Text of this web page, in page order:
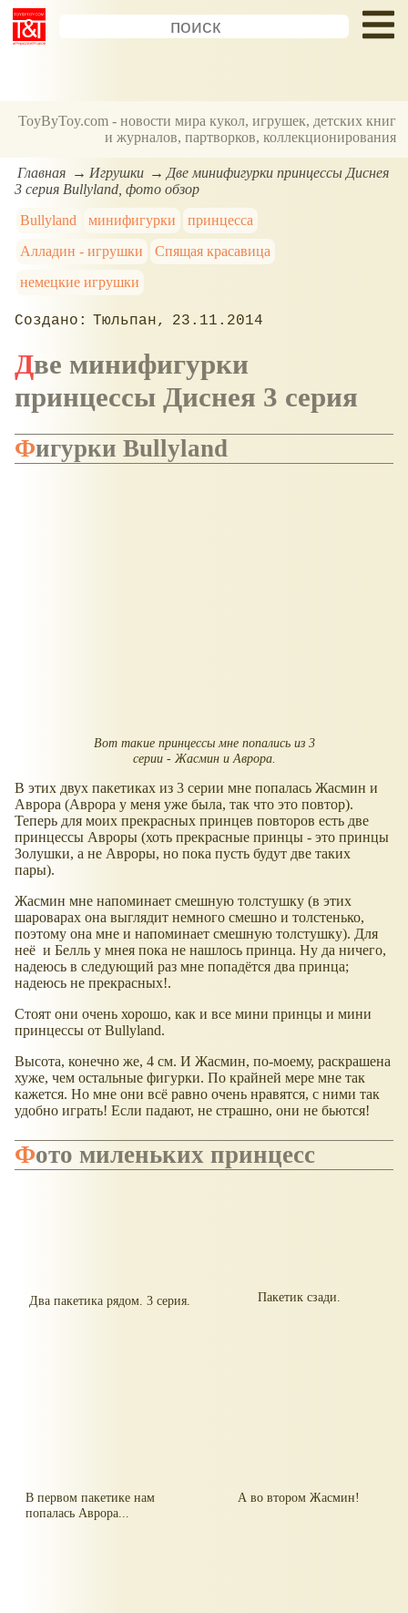
ToyByToy.com - новости мира кукол, игрушек, детских книг
и журналов, партворков, коллекционирования
Главная Игрушки
Две минифигурки принцессы Диснея
3 серия Bullyland, фото обзор
Bullyland
минифигурки
принцесса
Алладин - игрушки
Спящая красавица
немецкие игрушки
Тюльпан 23.11.2014
Две минифигурки
принцессы Диснея 3 серия
Фигурки Bullyland
Вот такие принцессы мне попались из 3
серии - Жасмин и Аврора.
В этих двух пакетиках из 3 серии мне попалась Жасмин и
Аврора (Аврора у меня уже была, так что это повтор).
Теперь для моих прекрасных принцев повторов есть две
принцессы Авроры (хоть прекрасные принцы - это принцы
Золушки, а не Авроры, но пока пусть будут две таких
пары).
Жасмин мне напоминает смешную толстушку (в этих
шароварах она выглядит немного смешно и толстенько,
поэтому она мне и напоминает смешную толстушку). Для
неё и Белль у мнея пока не нашлось принца. Ну да ничего,
надеюсь в следующий раз мне попадётся два принца;
надеюсь не прекрасных!.
Стоят они очень хорошо, как и все мини принцы и мини
принцессы от Bullyland.
Высота, конечно же, 4 см. И Жасмин, по-моему, раскрашена
хуже, чем остальные фигурки. По крайней мере мне так
кажется. Но мне они всё равно очень нравятся, с ними так
удобно играть! Если падают, не страшно, они не бьются!
Фото миленьких принцесс
Два пакетика рядом. 3 серия. Пакетик сзади.
В первом пакетике нам
попалась Аврора...
А во втором Жасмин!